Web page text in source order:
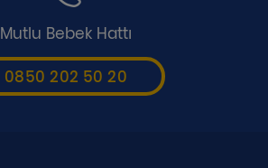
Mutlu Bebek Hattı
0850 202 50 20